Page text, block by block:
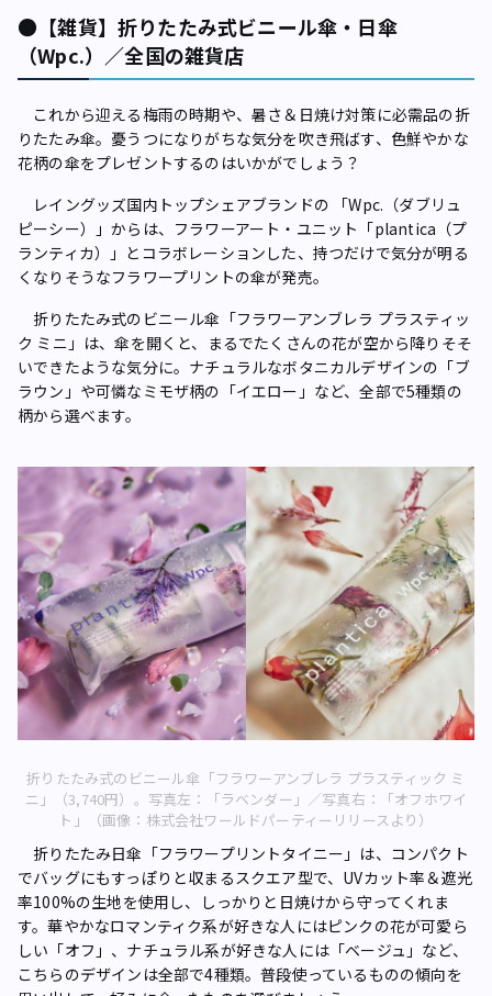
●【雑貨】折りたたみ式ビニール傘・日傘
（Wpc.）／全国の雑貨店
これから迎える梅雨の時期や、暑さ＆日焼け対策に必需品の折
りたたみ傘。憂うつになりがちな気分を吹き飛ばす、色鮮やかな
花柄の傘をプレゼントするのはいかがでしょう？
レイングッズ国内トップシェアブランドの 「Wpc.（ダブリュ
ピーシー）」からは、フラワーアート・ユニット「plantica（プ
ランティカ）」とコラボレーションした、持つだけで気分が明る
くなりそうなフラワープリントの傘が発売。
折りたたみ式のビニール傘「フラワーアンブレラ プラスティッ
ク ミニ」は、傘を開くと、まるでたくさんの花が空から降りそそ
いできたような気分に。ナチュラルなボタニカルデザインの「ブ
ラウン」や可憐なミモザ柄の「イエロー」など、全部で5種類の
柄から選べます。
折りたたみ式のビニール傘「フラワーアンブレラ プラスティック ミ
ニ」（3,740円）。写真左：「ラベンダー」／写真右：「オフホワイ
ト」（画像：株式会社ワールドパーティーリリースより）
折りたたみ日傘「フラワープリントタイニー」は、コンパクト
でバッグにもすっぽりと収まるスクエア型で、UVカット率＆遮光
率100%の生地を使用し、しっかりと日焼けから守ってくれま
す。華やかなロマンティク系が好きな人にはピンクの花が可愛ら
しい「オフ」、ナチュラル系が好きな人には「ベージュ」など、
こちらのデザインは全部で4種類。普段使っているものの傾向を